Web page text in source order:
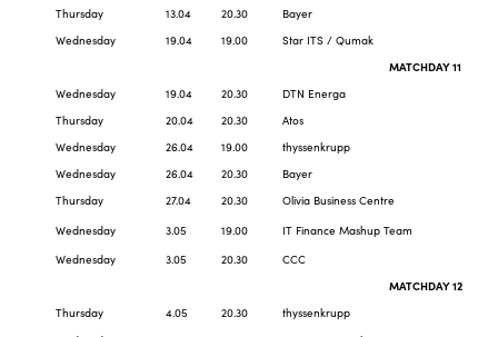
Thursday
13.04 20.30
Bayer
Wednesday
19.04 19.00
Star ITS / Qumak
MATCHDAY 11
Wednesday
19.04 20.30
DTN Energa
Thursday
20.04 20.30
Atos
Wednesday
26.04 19.00
thyssenkrupp
Wednesday
26.04 20.30
Bayer
Thursday
27.04 20.30
Olivia Business Centre
Wednesday
3.05 19.00
IT Finance Mashup Team
Wednesday
3.05 20.30
CCC
MATCHDAY 12
Thursday
4.05 20.30
thyssenkrupp